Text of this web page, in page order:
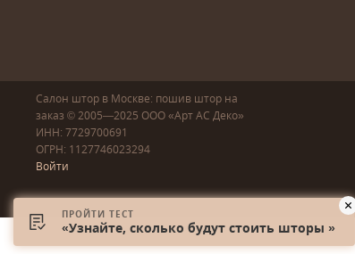
Салон штор в Москве: пошив штор на
заказ © 2005—2025 ООО «Арт АС Деко»
ИНН: 7729700691
ОГРН: 1127746023294
Войти
ПРОЙТИ ТЕСТ
«Узнайте, сколько будут стоить шторы »